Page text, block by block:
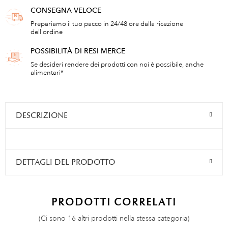
CONSEGNA VELOCE
Prepariamo il tuo pacco in 24/48 ore dalla ricezione
dell'ordine
POSSIBILITÀ DI RESI MERCE
Se desideri rendere dei prodotti con noi è possibile, anche
alimentari*
DESCRIZIONE
DETTAGLI DEL PRODOTTO
PRODOTTI CORRELATI
(Ci sono 16 altri prodotti nella stessa categoria)